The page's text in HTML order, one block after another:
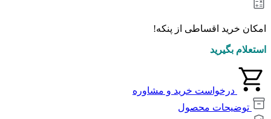
امکان خرید اقساطی از پنکه!
استعلام بگیرید
درخواست خرید و مشاوره
توضیحات محصول